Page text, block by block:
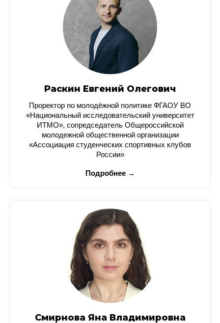
Раскин Евгений Олегович
Проректор по молодёжной политике ФГАОУ ВО
«Национальный исследовательский университет
ИТМО», сопредседатель Общероссийской
молодежной общественной организации
«Ассоциация студенческих спортивных клубов
России»
Подробнее →
Смирнова Яна Владимировна